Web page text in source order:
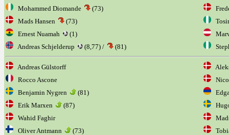
Mohammed Diomande
(73)
Mads Hansen
(73)
Ernest Nuamah
(1)
Andreas Schjelderup
(8,77) / (81)
Andreas Gülstorff
Rocco Ascone
Benjamin Nygren
(81)
Erik Marxen
(87)
Wahid Faghir
Oliver Antmann
(73)